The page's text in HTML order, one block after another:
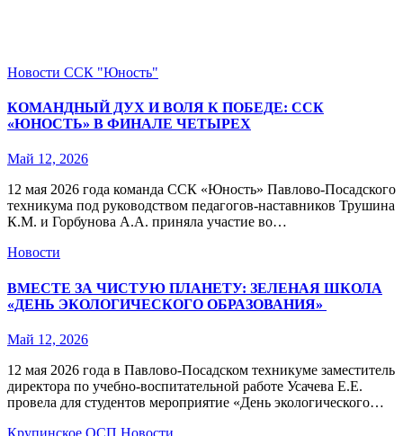
Новости ССК "Юность"
КОМАНДНЫЙ ДУХ И ВОЛЯ К ПОБЕДЕ: ССК
«ЮНОСТЬ» В ФИНАЛЕ ЧЕТЫРЕХ
Май 12, 2026
12 мая 2026 года команда ССК «Юность» Павлово‑Посадского
техникума под руководством педагогов‑наставников Трушина
К.М. и Горбунова А.А. приняла участие во…
Новости
ВМЕСТЕ ЗА ЧИСТУЮ ПЛАНЕТУ: ЗЕЛЕНАЯ ШКОЛА
«ДЕНЬ ЭКОЛОГИЧЕСКОГО ОБРАЗОВАНИЯ»
Май 12, 2026
12 мая 2026 года в Павлово‑Посадском техникуме заместитель
директора по учебно‑воспитательной работе Усачева Е.Е.
провела для студентов мероприятие «День экологического…
Крупинское ОСП Новости